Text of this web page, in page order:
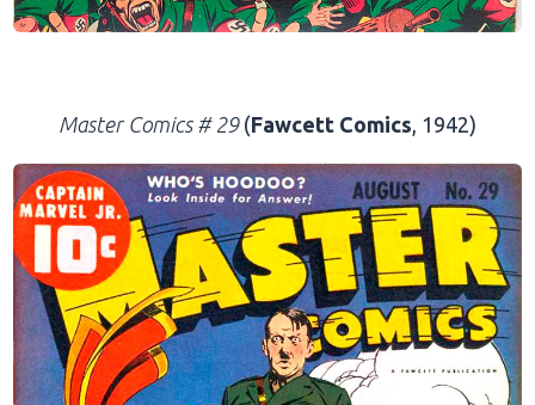
Master Comics # 29(Fawcett Comics, 1942)